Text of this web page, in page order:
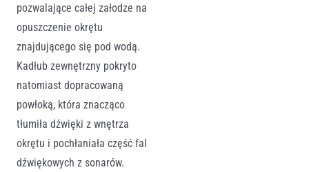
pozwalające całej załodze na
opuszczenie okrętu
znajdującego się pod wodą.
Kadłub zewnętrzny pokryto
natomiast dopracowaną
powłoką, która znacząco
tłumiła dźwięki z wnętrza
okrętu i pochłaniała część fal
dźwiękowych z sonarów.